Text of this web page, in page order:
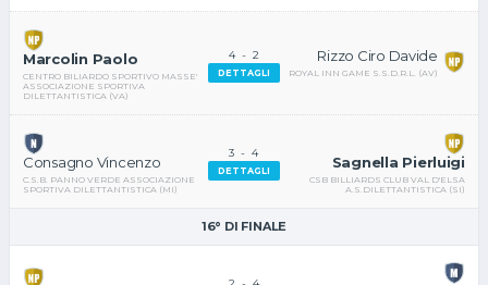
Marcolin Paolo
CENTRO BILIARDO SPORTIVO MASSE'
ASSOCIAZIONE SPORTIVA
DILETTANTISTICA (VA)
4- 2
DETTAGLI
Rizzo Ciro Davide
ROYAL INN GAME S.S.D.R.L. (AV)
Consagno Vincenzo
C.S.B. PANNO VERDE ASSOCIAZIONE
SPORTIVA DILETTANTISTICA (MI)
3 -4
DETTAGLI
Sagnella Pierluigi
CSB BILLIARDS CLUB VAL D'ELSA
A.S.DILETTANTISTICA (SI)
16° DI FINALE